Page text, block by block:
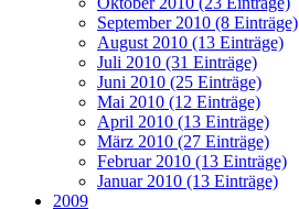
September 2010 (8 Einträge)
August 2010 (13 Einträge)
Juli 2010 (31 Einträge)
Juni 2010 (25 Einträge)
Mai 2010 (12 Einträge)
April 2010 (13 Einträge)
März 2010 (27 Einträge)
Februar 2010 (13 Einträge)
Januar 2010 (13 Einträge)
2009